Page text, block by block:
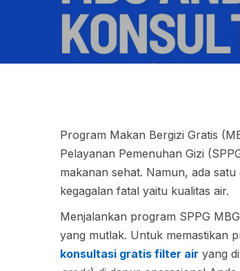
Program Makan Bergizi Gratis
Pelayanan Pemenuhan Gizi
makanan sehat. Namun, ada
kegagalan fatal yaitu kualitas air.
Menjalankan program SPPG
yang mutlak. Untuk memastikan
konsultasi gratis filter air yang